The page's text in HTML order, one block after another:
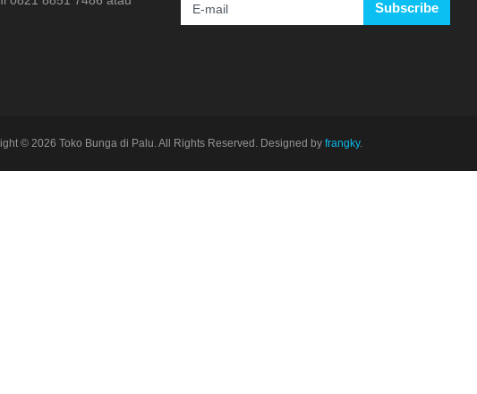
© 2026 Toko Bunga di Palu. All Rights Reserved. Designed by frangky.